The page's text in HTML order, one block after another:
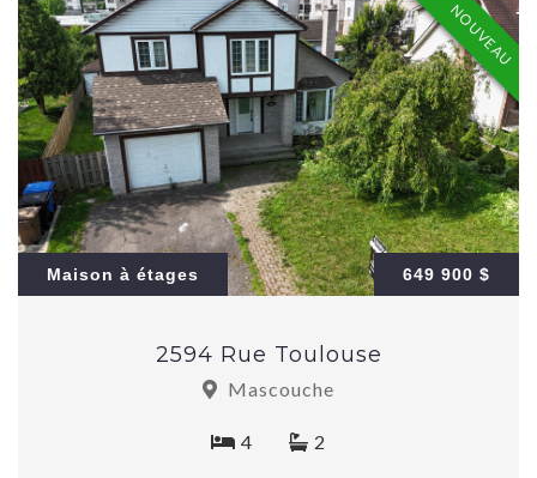
NOUVEAU
Maison à étages 649 900 $
2594 Rue Toulouse
Mascouche
4 2